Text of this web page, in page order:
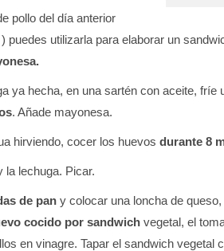
pollo del día anterior
utilizarla para elaborar un
ya hecha, en una sartén con aceite, fríe
. Añade mayonesa.
hirviendo, cocer los huevos durante 8
la lechuga. Picar.
de pany colocar una loncha de
cocido por sandwichvegetal, el
en vinagre. Tapar el sandwich vegetal